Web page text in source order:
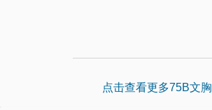
点击查看更多75B文胸